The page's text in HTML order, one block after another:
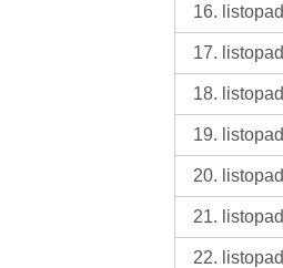
16. listopad
17. listopad
18. listopad
19. listopad
20. listopad
21. listopad
22. listopad